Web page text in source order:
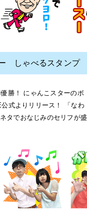
しゃべるスタンプ
勝！ にゃんこスターのボ
式よりリリース！ 「なわ
タでおなじみのセリフが盛